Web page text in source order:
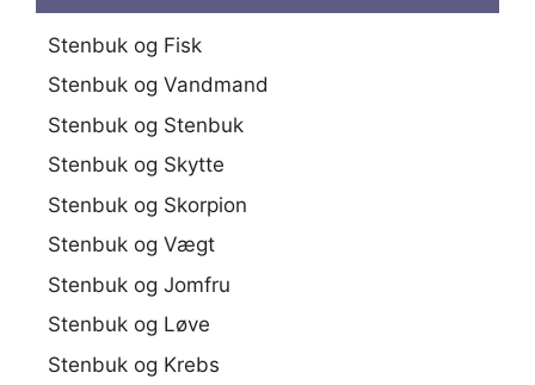
Stenbuk og Fisk
Stenbuk og Vandmand
Stenbuk og Stenbuk
Stenbuk og Skytte
Stenbuk og Skorpion
Stenbuk og Vægt
Stenbuk og Jomfru
Stenbuk og Løve
Stenbuk og Krebs